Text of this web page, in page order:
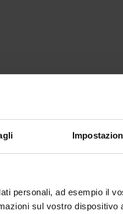
personali, ad esempio il
sul vostro dispositivo